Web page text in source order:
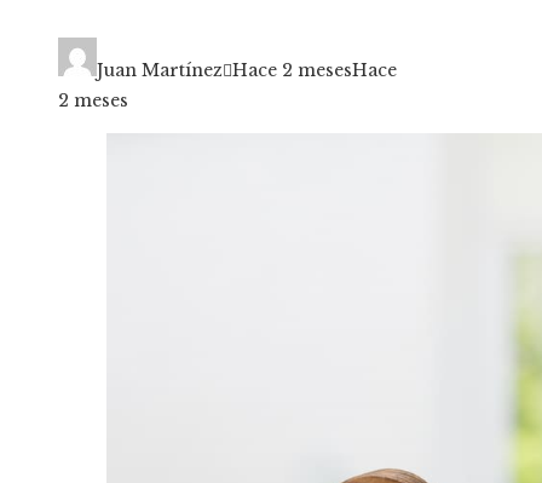
Juan Martínez Hace 2 mesesHace
2 meses